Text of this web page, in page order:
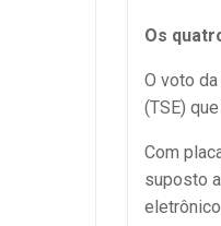
Os
O voto
(TSE)
Com
suposto